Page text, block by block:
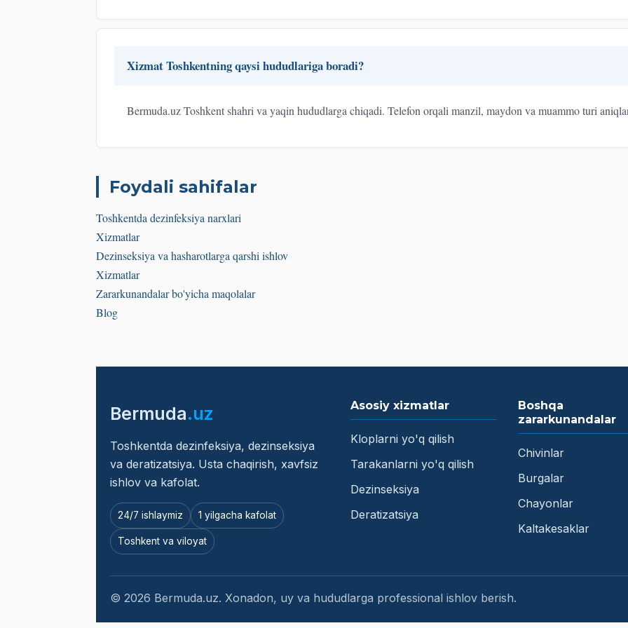
Xizmat Toshkentning qaysi hududlariga boradi?
Bermuda.uz Toshkent shahri va yaqin hududlarga chiqadi. Telefon orqali manzil, maydon va muammo turi
Foydali sahifalar
Toshkentda dezinfeksiya narxlari
Xizmatlar
Dezinseksiya va hasharotlarga qarshi ishlov
Xizmatlar
Zararkunandalar bo'yicha maqolalar
Blog
Bermuda.uz
Toshkentda dezinfeksiya, dezinseksiya
va deratizatsiya. Usta chaqirish, xavfsiz
ishlov va kafolat.
24/7 ishlaymiz 1 yilgacha kafolat
Toshkent va viloyat
Asosiy xizmatlar
Kloplarni yo'q qilish
Tarakanlarni yo'q qilish
Dezinseksiya
Deratizatsiya
Boshqa
zararkunandalar
Chivinlar
Burgalar
Chayonlar
Kaltakesaklar
© 2026 Bermuda.uz. Xonadon, uy va hududlarga professional ishlov berish.